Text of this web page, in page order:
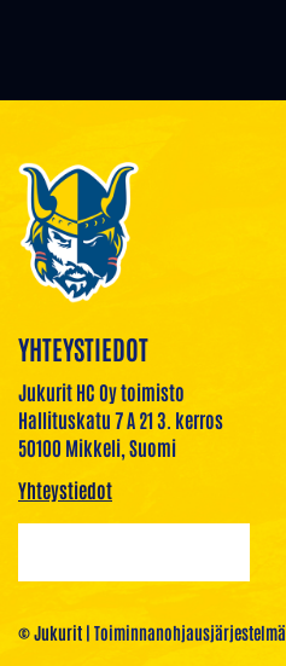
YHTEYSTIEDOT
Jukurit HC Oy toimisto
Hallituskatu 7 A 21 3. kerros
50100 Mikkeli, Suomi
Yhteystiedot
© Jukurit | Toiminnanohjausjärjestelmä